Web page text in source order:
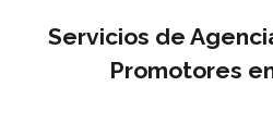
Servicios de
Promotores